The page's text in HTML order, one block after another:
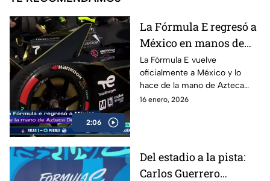
2:06
La Fórmula E regresó a
México en manos de
Azteca Deportes |
Fórmula E
La Fórmula E vuelve
oficialmente a México y lo
hace de la mano de Azteca
Deportes, devolviendo al país
16 enero, 2026
Del estadio a la pista:
Carlos Guerrero